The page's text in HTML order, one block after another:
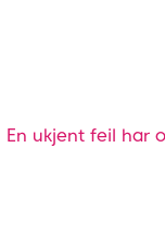
En ukjent feil har